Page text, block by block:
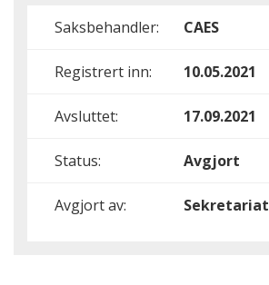
Saksbehandler: CAES
Registrert inn: 10.05.2021
Avsluttet: 17.09.2021
Status: Avgjort
Avgjort av: Sekretariat